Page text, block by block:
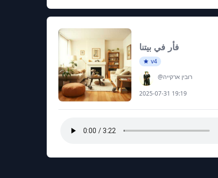
فأر في بيتنا
v4
@רובין ארקייה
2025-07-31 19:19